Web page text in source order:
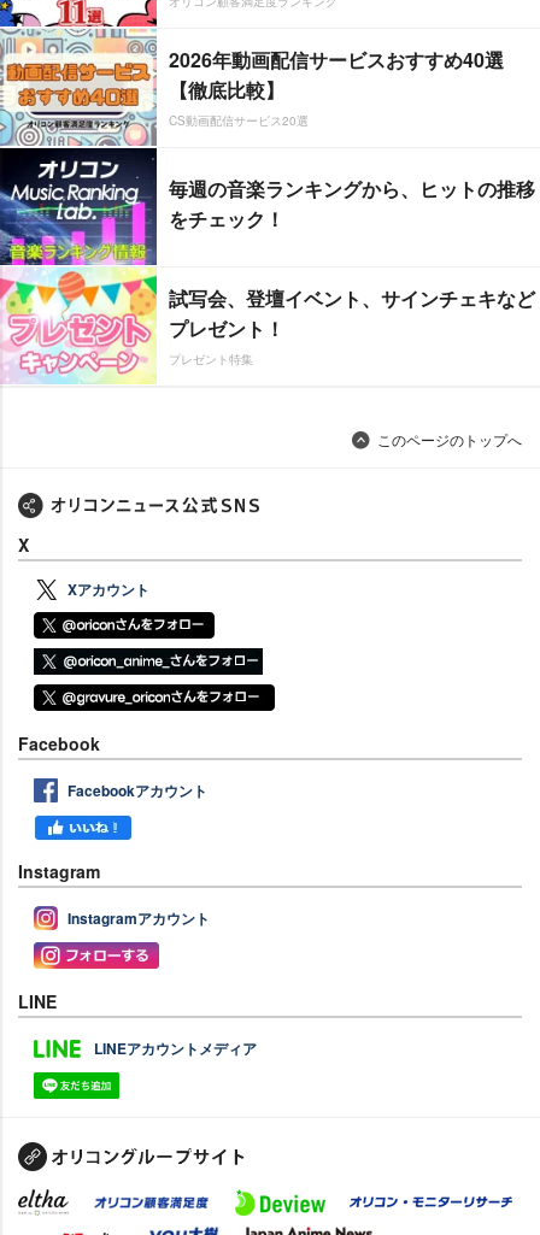
2026年動画配信サービスおすすめ40選
【徹底比較】
CS動画配信サービス20選
毎週の音楽ランキングから、ヒットの推移
をチェック！
試写会、登壇イベント、サインチェキなど
プレゼント！
プレゼント特集
このページのトップへ
X
Xアカウント
Facebook
Facebookアカウント
Instagram
Instagramアカウント
LINE
LINEアカウントメディア